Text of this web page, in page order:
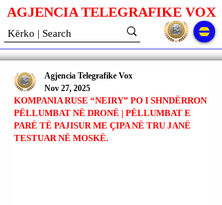
AGJENCIA TELEGRAFIKE VOX
KOMPANIA RUSE “NEIRY” PO I SHNDËRRON
PËLLUMBAT NË DRONË | PËLLUMBAT E
PARË TË PAJISUR ME ÇIPA NË TRU JANË
TESTUAR NË MOSKË.
Agjencia Telegrafike Vox
Nov 27, 2025